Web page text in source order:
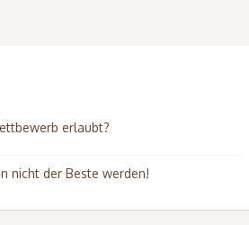
erlaubt?
nicht der Beste werden!